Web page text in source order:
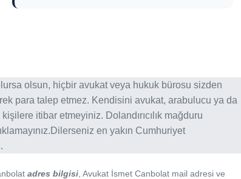
olsun, hiçbir avukat veya hukuk bürosu sizden
para talep etmez. Kendisini avukat, arabulucu ya da
itibar etmeyiniz. Dolandırıcılık mağduru
en yakın Cumhuriyet
adres bilgisi , Avukat İsmet Canbolat mail adresi ve